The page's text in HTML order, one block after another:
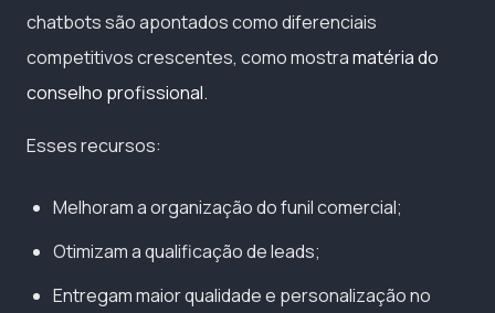
chatbots são apontados como diferenciais
competitivos crescentes, como mostramatéria do
conselho profissional.
Esses recursos:
Melhoram a organização do funil comercial;
Otimizam a qualificação de leads;
Entregam maior qualidade e personalização no